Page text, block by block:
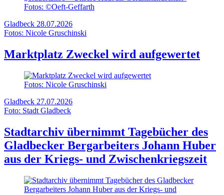
Fotos: ©Oeft-Geffarth
Gladbeck 28.07.2026
Fotos: Nicole Gruschinski
Marktplatz Zweckel wird aufgewertet
Fotos: Nicole Gruschinski
Gladbeck 27.07.2026
Foto: Stadt Gladbeck
Stadtarchiv übernimmt Tagebücher des
Gladbecker Bergarbeiters Johann Huber
aus der Kriegs- und Zwischenkriegszeit